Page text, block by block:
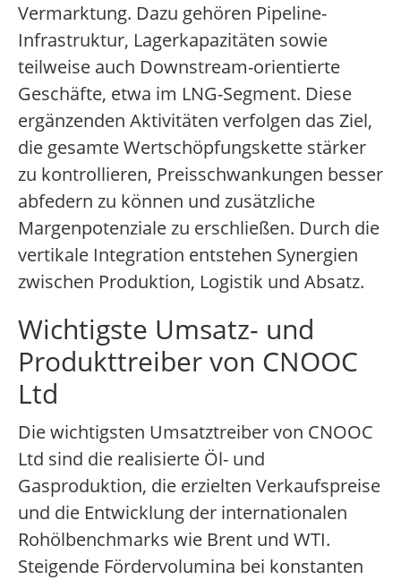
Vermarktung. Dazu gehören Pipeline-
Infrastruktur, Lagerkapazitäten sowie
teilweise auch Downstream-orientierte
Geschäfte, etwa im LNG-Segment. Diese
ergänzenden Aktivitäten verfolgen das Ziel,
die gesamte Wertschöpfungskette stärker
zu kontrollieren, Preisschwankungen besser
abfedern zu können und zusätzliche
Margenpotenziale zu erschließen. Durch die
vertikale Integration entstehen Synergien
zwischen Produktion, Logistik und Absatz.
Wichtigste Umsatz- und
Produkttreiber von CNOOC
Ltd
Die wichtigsten Umsatztreiber von CNOOC
Ltd sind die realisierte Öl- und
Gasproduktion, die erzielten Verkaufspreise
und die Entwicklung der internationalen
Rohölbenchmarks wie Brent und WTI.
Steigende Fördervolumina bei konstanten